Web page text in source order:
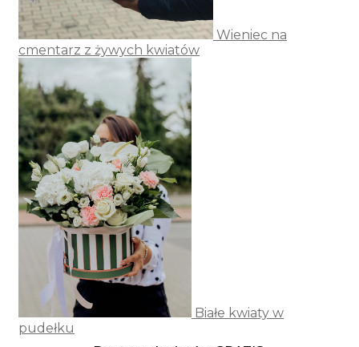
Wieniec na
cmentarz z żywych kwiatów
Białe kwiaty w
pudełku